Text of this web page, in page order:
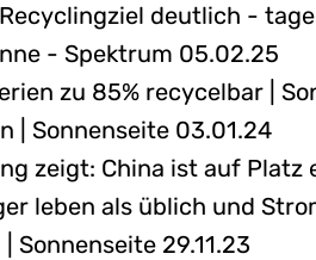
deutlich -
- Spektrum 05.02.25
zu 85% recycelbar |
| Sonnenseite 03.01.24
zeigt: China ist auf Platz
leben als üblich und
29.11.23